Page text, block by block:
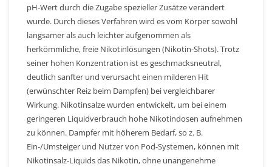
pH-Wert durch die Zugabe spezieller Zusätze verändert
wurde. Durch dieses Verfahren wird es vom Körper sowohl
langsamer als auch leichter aufgenommen als
herkömmliche, freie Nikotinlösungen (Nikotin-Shots). Trotz
seiner hohen Konzentration ist es geschmacksneutral,
deutlich sanfter und verursacht einen milderen Hit
(erwünschter Reiz beim Dampfen) bei vergleichbarer
Wirkung. Nikotinsalze wurden entwickelt, um bei einem
geringeren Liquidverbrauch hohe Nikotindosen aufnehmen
zu können. Dampfer mit höherem Bedarf, so z. B.
Ein-/Umsteiger und Nutzer von Pod-Systemen, können mit
Nikotinsalz-Liquids das Nikotin, ohne unangenehme